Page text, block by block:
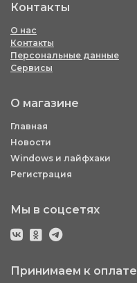
Контакты
О нас
Контакты
Персональные данные
Сервисы
О магазине
Главная
Новости
Windows и лайфхаки
Регистрация
Мы в соцсетях
Принимаем к оплате